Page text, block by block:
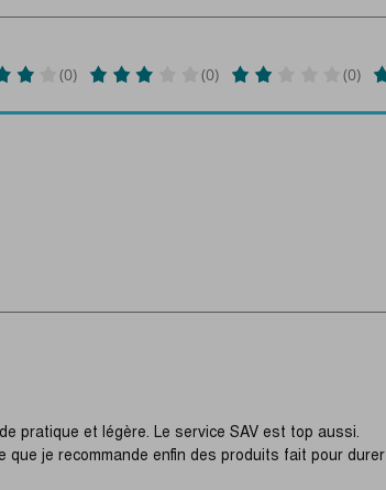
(0) (0) (0)
pratique et légère. Le service SAV est top aussi.
que je recommande enfin des produits fait pour durer